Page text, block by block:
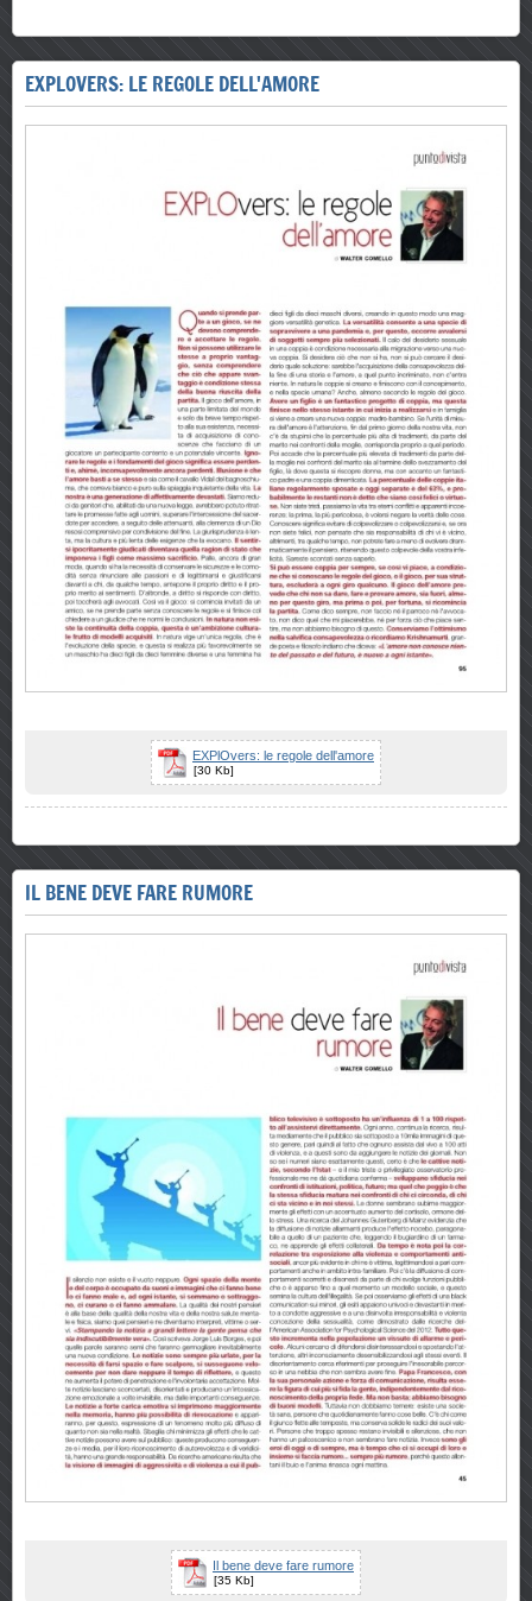
EXPLOVERS: LE REGOLE DELL'AMORE
EXPlOvers: le regole dell'amore
[30 Kb]
IL BENE DEVE FARE RUMORE
Il bene deve fare rumore
[35 Kb]